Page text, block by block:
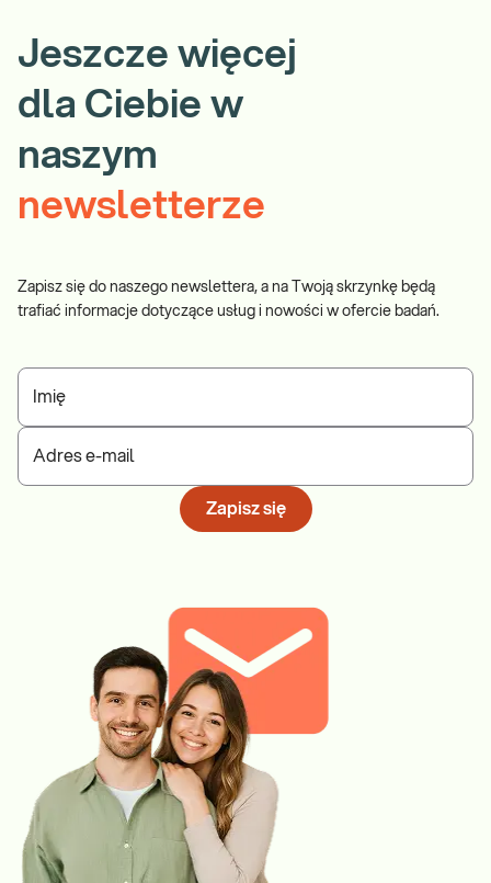
Jeszcze więcej
dla Ciebie w
naszym
newsletterze
Zapisz się do naszego newslettera, a na Twoją skrzynkę będą
trafiać informacje dotyczące usług i nowości w ofercie badań.
Imię
Adres e-mail
Zapisz się